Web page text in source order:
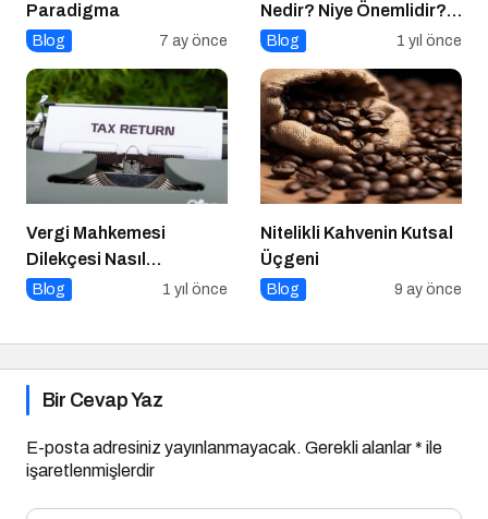
Paradigma
Blog 7 ay önce
Nedir? Niye Önemlidir?
Online İtibar Yönetimi
Blog 1 yıl önce
Vergi Mahkemesi
Dilekçesi Nasıl
Hazırlanır?
Blog 1 yıl önce
Nitelikli Kahvenin Kutsal
Üçgeni
Blog 9 ay önce
Bir Cevap Yaz
E-posta adresiniz yayınlanmayacak. Gerekli alanlar* ile
işaretlenmişlerdir